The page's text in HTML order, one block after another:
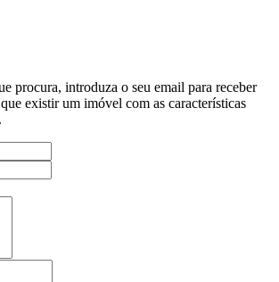
procura, introduza o seu email para receber
existir um imóvel com as características